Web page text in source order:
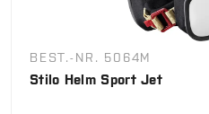
BEST.-NR. 5064M
Stilo Helm Sport Jet